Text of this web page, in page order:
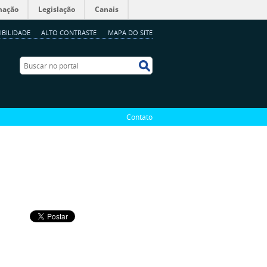
ALTO CONTRASTE MAPA DO SITE
Legislação Canais
Buscar no portal
Contato